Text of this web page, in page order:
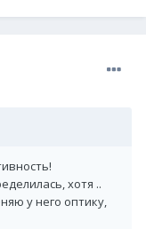
хотя ..
у него оптику,